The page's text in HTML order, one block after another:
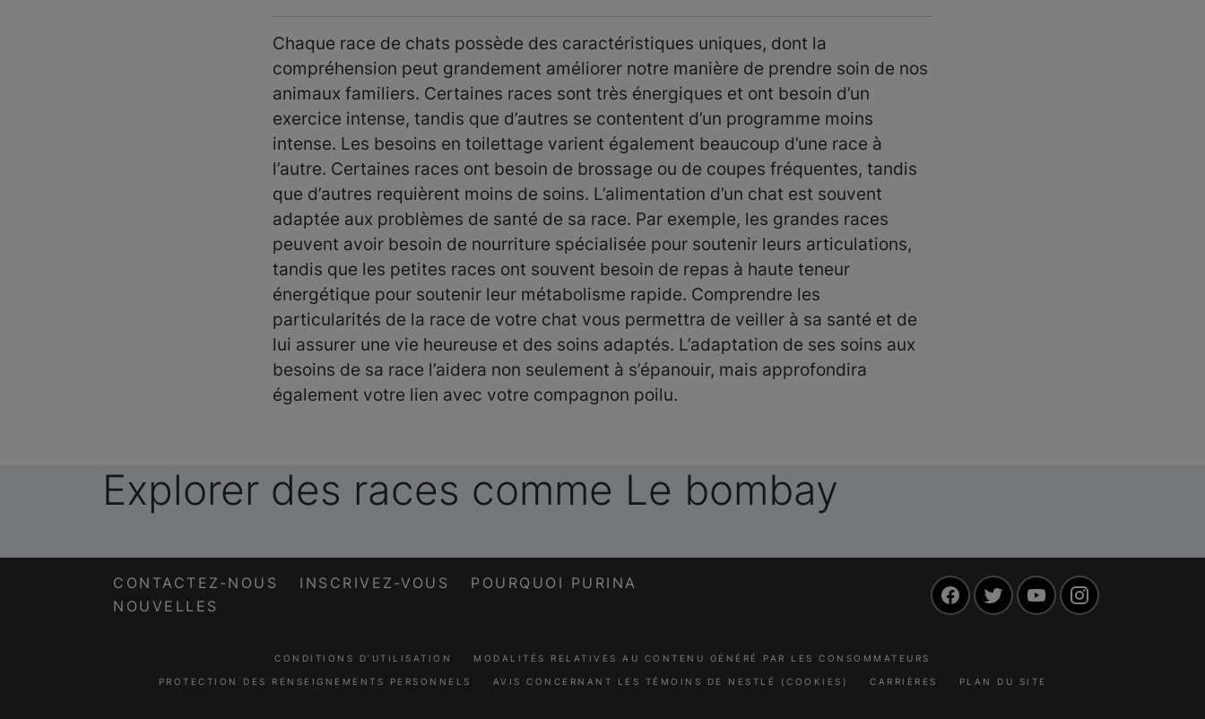
Chaque race de chats possède des caractéristiques uniques, dont la
compréhension peut grandement améliorer notre manière de prendre soin de nos
animaux familiers. Certaines races sont très énergiques et ont besoin d’un
exercice intense, tandis que d’autres se contentent d’un programme moins
intense. Les besoins en toilettage varient également beaucoup d’une race à
l’autre. Certaines races ont besoin de brossage ou de coupes fréquentes, tandis
que d’autres requièrent moins de soins. L’alimentation d’un chat est souvent
adaptée aux problèmes de santé de sa race. Par exemple, les grandes races
peuvent avoir besoin de nourriture spécialisée pour soutenir leurs articulations,
tandis que les petites races ont souvent besoin de repas à haute teneur
énergétique pour soutenir leur métabolisme rapide. Comprendre les
particularités de la race de votre chat vous permettra de veiller à sa santé et de
lui assurer une vie heureuse et des soins adaptés. L’adaptation de ses soins aux
besoins de sa race l’aidera non seulement à s’épanouir, mais approfondira
également votre lien avec votre compagnon poilu.
Explorer des races comme Le bombay
CONTACTEZ-NOUS INSCRIVEZ-VOUS
POURQUOI PURINA
NOUVELLES
FacebookTwitter YouTube
CONDITIONS D’UTILISATION MODALITÉS RELATIVES AU CONTENU GÉNÉRÉ PAR LES CONSOMMATEURS
PROTECTION DES RENSEIGNEMENTS PERSONNELS AVIS CONCERNANT LES TÉMOINS DE NESTLÉ (COOKIES) CARRIÈRES PLAN DU SITE